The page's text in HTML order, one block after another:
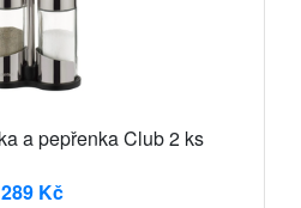
a pepřenka Club 2 ks
289 Kč